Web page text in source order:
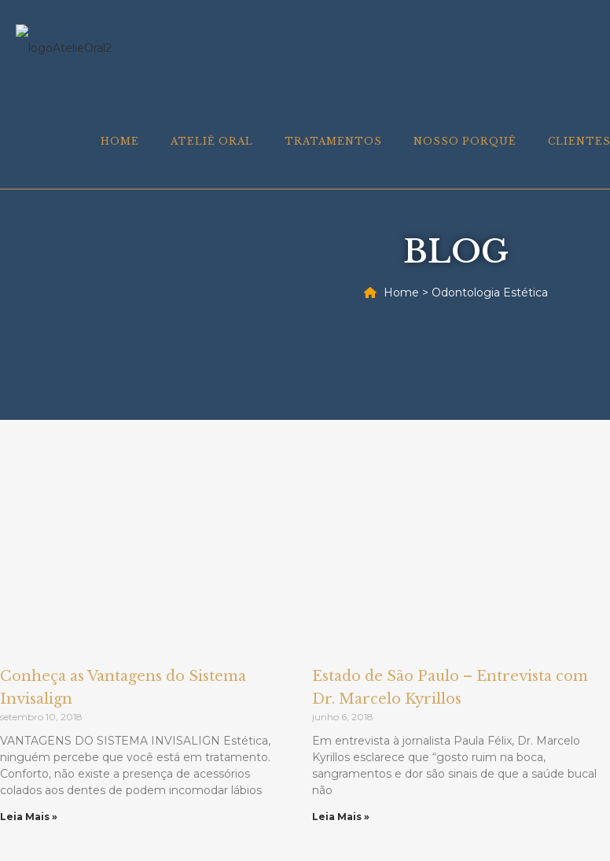
HOME ATELIÊ ORAL TRATAMENTOS NOSSO PORQUÊ CLIENTES
BLOG
Home > Odontologia Estética
Conheça as Vantagens do Sistema
Invisalign
setembro 10, 2018
VANTAGENS DO SISTEMA INVISALIGN Estética,
ninguém percebe que você está em tratamento.
Conforto, não existe a presença de acessórios
colados aos dentes de podem incomodar lábios
Leia Mais »
Estado de São Paulo – Entrevista com
Dr. Marcelo Kyrillos
junho 6, 2018
Em entrevista à jornalista Paula Félix, Dr. Marcelo
Kyrillos esclarece que “gosto ruim na boca,
sangramentos e dor são sinais de que a saúde bucal
não
Leia Mais »